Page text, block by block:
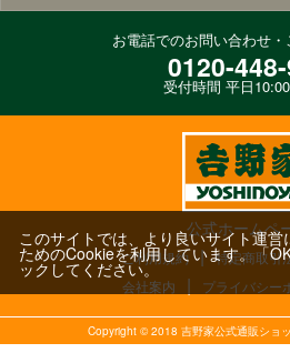
お電話でのお問い合わせ
0120-
受付時間 平日
公式ホームペ
ご利用規約
特定商取引
会社案内
プライバシー
Copyright ©2018 吉野家公式通販ショ
このサイトでは、より良いサイト運営
ためのCookieを利用しています。「
ックしてください。